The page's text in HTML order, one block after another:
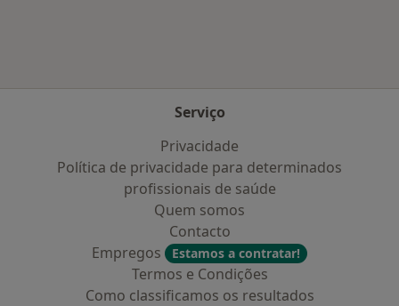
Serviço
Privacidade
Política de privacidade para determinados
profissionais de saúde
Quem somos
Contacto
Empregos
Estamos a contratar!
Termos e Condições
Como classificamos os resultados